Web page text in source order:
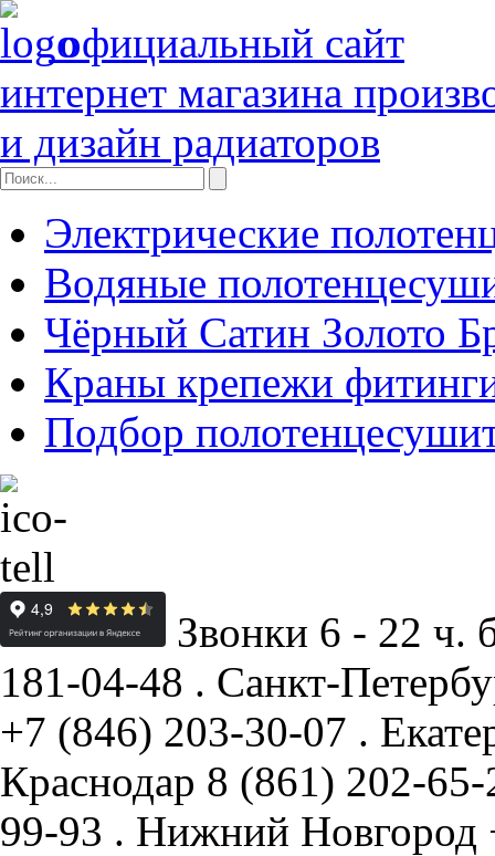
официальный сайт
интернет магазина
и дизайн радиаторов
Электрические
Водяные
Чёрный Сатин Золото
Краны крепежи
Подбор
Звонки 6 - 22 ч.
181-04-48 . Санкт-
+7 (846) 203-30-07 .
Краснодар 8 (861) 202-
99-93 . Нижний Новгород